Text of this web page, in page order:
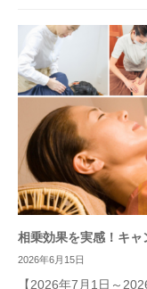
相乗効果を実感！キャ
2026年6月15日
【2026年7月1日～